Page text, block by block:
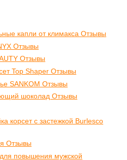
капли от климакса Отзывы
Отзывы
Отзывы
Top Shaper Отзывы
SANKOM Отзывы
шоколад Отзывы
корсет с застежкой Burlesco
Отзывы
повышения мужской